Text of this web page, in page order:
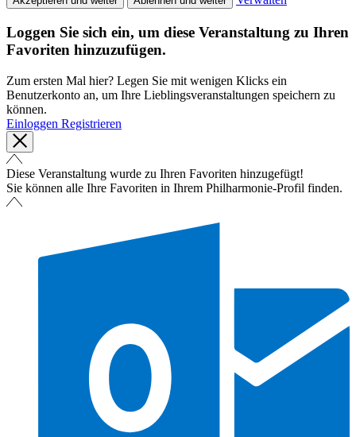
Loggen Sie sich ein, um diese Veranstaltung zu Ihren
Favoriten hinzuzufügen.
Zum ersten Mal hier? Legen Sie mit wenigen Klicks ein
Benutzerkonto an, um Ihre Lieblingsveranstaltungen speichern zu
können.
Einloggen Registrieren
Diese Veranstaltung wurde zu Ihren Favoriten hinzugefügt!
Sie können alle Ihre Favoriten in Ihrem Philharmonie-Profil finden.